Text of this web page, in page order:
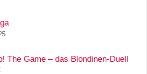
The Game – das Blondinen-Duell